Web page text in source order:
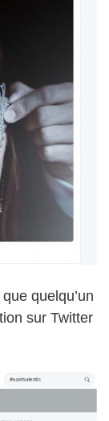
quelqu’un
sur Twitter